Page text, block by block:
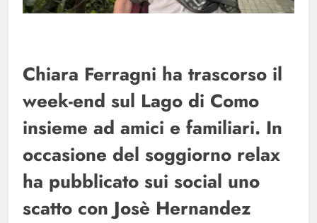
Chiara Ferragni ha trascorso il
week-end sul Lago di Como
insieme ad amici e familiari. In
occasione del soggiorno relax
ha pubblicato sui social uno
scatto con Josè Hernandez